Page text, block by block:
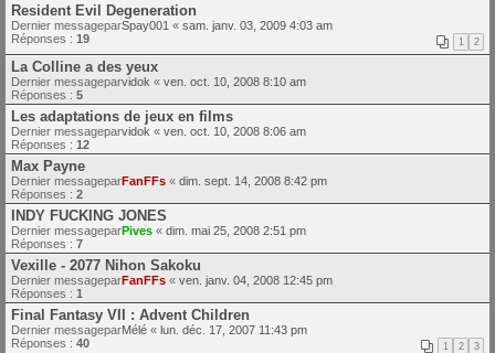
Resident Evil Degeneration
Dernier messageparSpay001 « sam. janv. 03, 2009 4:03 am
Réponses : 19 1 2
La Colline a des yeux
Dernier messageparvidok « ven. oct. 10, 2008 8:10 am
Réponses : 5
Les adaptations de jeux en films
Dernier messageparvidok « ven. oct. 10, 2008 8:06 am
Réponses : 12
Max Payne
Dernier messageparFanFFs « dim. sept. 14, 2008 8:42 pm
Réponses : 2
INDY FUCKING JONES
Dernier messageparPives « dim. mai 25, 2008 2:51 pm
Réponses : 7
Vexille - 2077 Nihon Sakoku
Dernier messageparFanFFs « ven. janv. 04, 2008 12:45 pm
Réponses : 1
Final Fantasy VII : Advent Children
Dernier messageparMélé « lun. déc. 17, 2007 11:43 pm
Réponses : 40 1 2 3